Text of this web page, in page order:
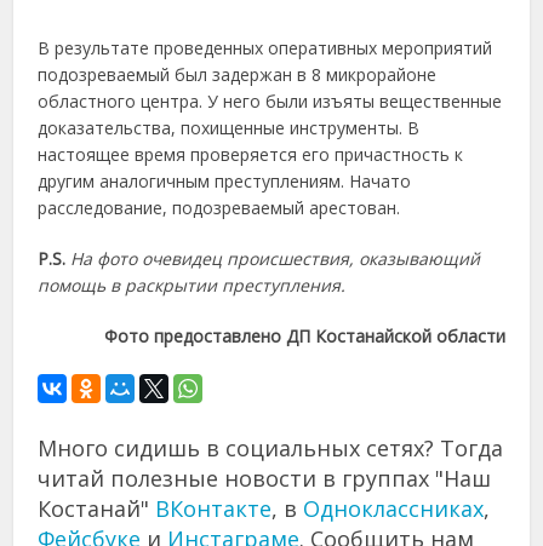
В результате проведенных оперативных мероприятий
подозреваемый был задержан в 8 микрорайоне
областного центра. У него были изъяты вещественные
доказательства, похищенные инструменты. В
настоящее время проверяется его причастность к
другим аналогичным преступлениям. Начато
расследование, подозреваемый арестован.
P.S. На фото очевидец происшествия, оказывающий
помощь в раскрытии преступления.
Фото предоставлено ДП Костанайской области
Много сидишь в социальных сетях? Тогда
читай полезные новости в группах "Наш
Костанай" ВКонтакте, в Одноклассниках,
Фейсбуке и Инстаграме. Сообщить нам